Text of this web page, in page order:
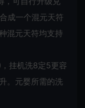
成一个混元天符
混元天符均支持
挂机洗8定5更容
。元婴所需的洗